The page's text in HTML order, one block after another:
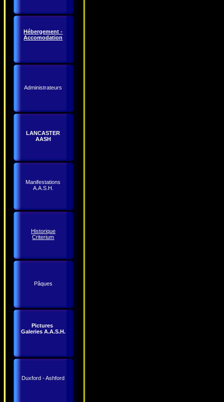
Hébergement -
Accomodation
Administrateurs
LANCASTER
AASH
Manifestations
A.A.S.H.
Historique
Criterium
Pâques
Pictures
Galeries A.A.S.H.
Duxford - Ashford